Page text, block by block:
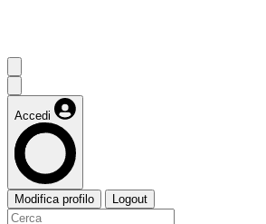
Accedi
Modifica profilo Logout